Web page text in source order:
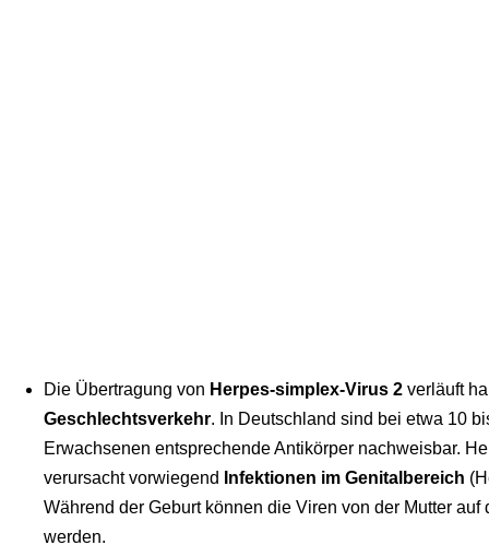
Die Übertragung von Herpes-simplex-Virus 2 verläuft
Geschlechtsverkehr. In Deutschland sind bei etwa 10
Erwachsenen entsprechende Antikörper nachweisbar.
verursacht vorwiegend
Infektionen im Genitalbereich
Während der Geburt können die Viren von der Mutter auf
werden.